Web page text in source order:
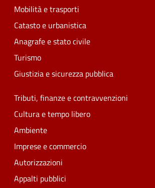
Mobilità e trasporti
Catasto e urbanistica
Anagrafe e stato civile
Turismo
Giustizia e sicurezza pubblica
Tributi, finanze e contravvenzioni
Cultura e tempo libero
Ambiente
Imprese e commercio
Autorizzazioni
Appalti pubblici